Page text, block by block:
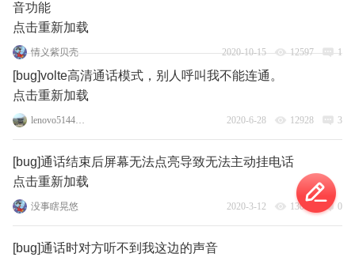
音功能
点击重新加载
情义紫贝壳 2020-10-15 12597 1
[bug]volte高清通话模式，别人呼叫我不能连通。
点击重新加载
lenovo51442156 2020-6-28 12928 3
[bug]通话结束后屏幕无法点亮导致无法主动挂电话
点击重新加载
没事瞎晃悠 2020-3-12 13026 0
[bug]通话时对方听不到我这边的声音